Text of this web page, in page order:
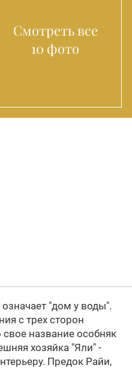
Смотреть все
10 фото
означает "дом у воды".
с трех сторон
название особняк
хозяйка "Яли" -
Предок Райи,